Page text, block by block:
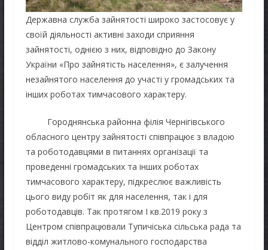
Державна служба зайнятості широко застосовує у
своїй діяльності активні заходи сприяння
зайнятості, однією з них, відповідно до Закону
України «Про зайнятість населення», є залучення
незайнятого населення до участі у громадських та
інших роботах тимчасового характеру.
Городнянська районна філія Чернігівського
обласного центру зайнятості співпрацює з владою
та роботодавцями в питаннях організації та
проведенні громадських та інших роботах
тимчасового характеру, підкреслює важливість
цього виду робіт як для населення, так і для
роботодавців. Так протягом І кв.2019 року з
Центром співпрацювали Тупичіська сільська рада та
відділ житлово-комунального господарства